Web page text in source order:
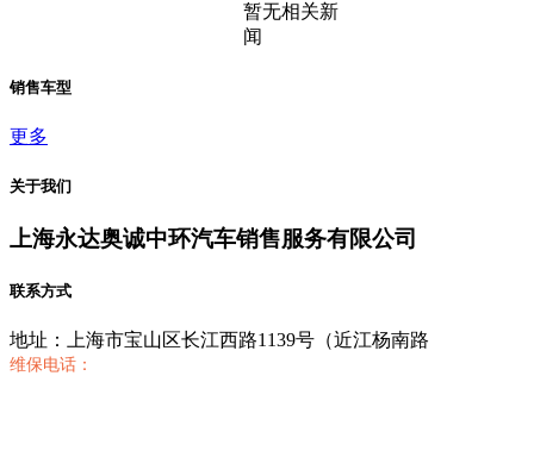
暂无相关新
闻
销售车型
更多
关于我们
上海永达奥诚中环汽车销售服务有限公司
联系方式
地址：上海市宝山区长江西路1139号（近江杨南路
维保电话：